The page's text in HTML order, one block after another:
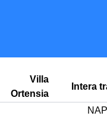
Villa
Ortensia
Intera